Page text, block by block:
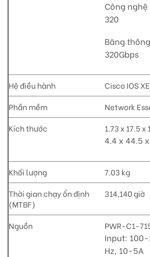
Công
320
Băng
320Gbps
Hệ điều hành
Cisco IOS XE
Phần mềm
Network
Kích thước
1.73 x 17.5 x
4.4 x 44.5
Khối lượng
7.03 kg
Thời gian chạy ổn định
(MTBF)
314,140 giờ
Nguồn PWR-C1-
Input:
Hz, 10-5A